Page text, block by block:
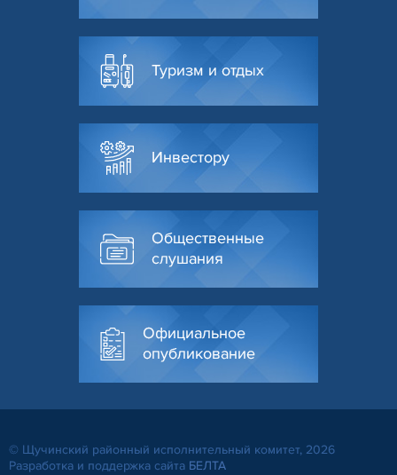
Туризм и отдых
Инвестору
Общественные
слушания
Официальное
опубликование
© Щучинский районный исполнительный комитет, 2026
Разработка и поддержка сайта БЕЛТА